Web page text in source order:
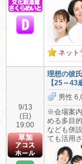
ネット
9/13
(日)
19:00
理想の彼
【25～43
男性
※会場案
める多目
なども併
ても活用